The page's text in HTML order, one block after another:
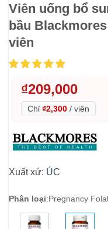
Viên uống bổ
bầu
viên
₫209,000
Chỉ ₫2,300 / viên
Xuất xứ: ÚC
Phân loại:Pregnancy